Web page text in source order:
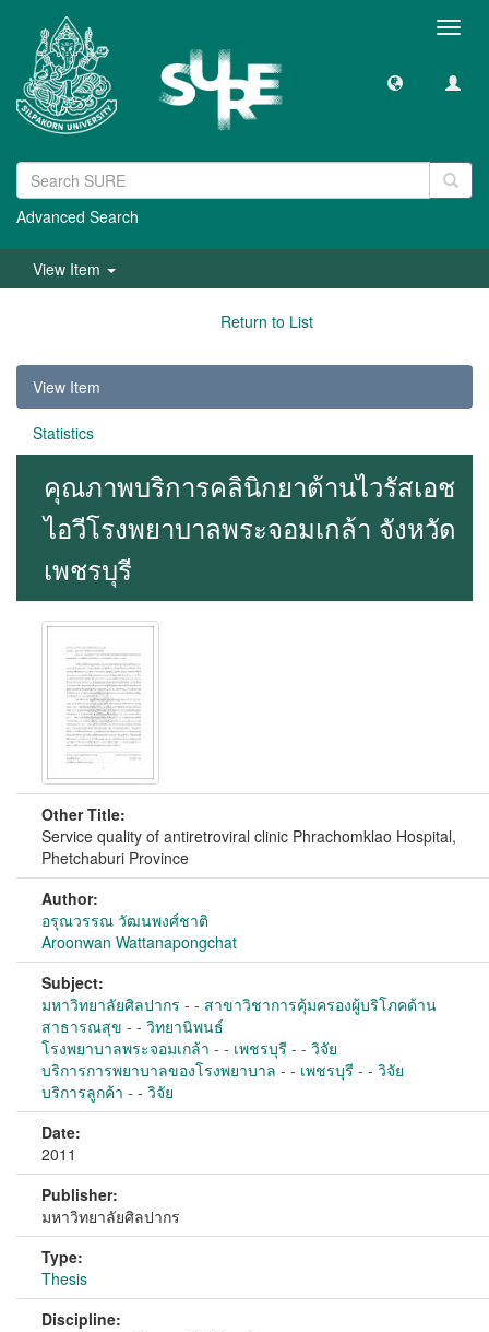
Advanced Search
View Item
Return to List
View Item
Statistics
คุณภาพบริการคลินิกยาต้านไวรัสเอช
ไอวีโรงพยาบาลพระจอมเกล้า จังหวัด
เพชรบุรี
Other Title:
Service quality of antiretroviral clinic Phrachomklao Hospital,
Phetchaburi Province
Author:
อรุณวรรณ วัฒนพงศ์ชาติ
Aroonwan Wattanapongchat
Subject:
มหาวิทยาลัยศิลปากร - - สาขาวิชาการคุ้มครองผู้บริโภคด้าน
สาธารณสุข - - วิทยานิพนธ์
โรงพยาบาลพระจอมเกล้า - - เพชรบุรี - - วิจัย
บริการการพยาบาลของโรงพยาบาล - - เพชรบุรี - - วิจัย
บริการลูกค้า - - วิจัย
Date:
2011
Publisher:
มหาวิทยาลัยศิลปากร
Type:
Thesis
Discipline: